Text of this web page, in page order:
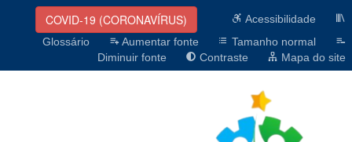
COVID-19 (CORONAVÍRUS)
Acessibilidade
Glossário
Aumentar fonte
Tamanho normal
Diminuir fonte
Contraste Mapa do site